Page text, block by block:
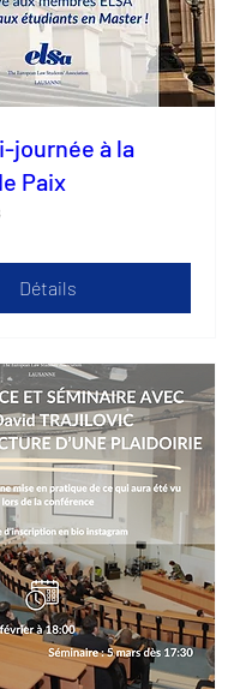
journée à la
Paix
Détails